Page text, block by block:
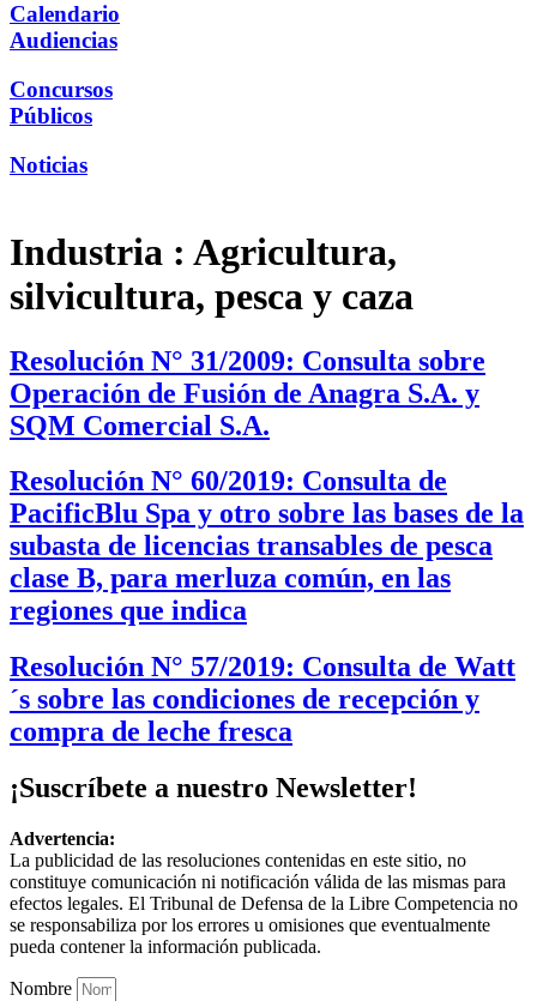
Calendario
Audiencias
Concursos
Públicos
Noticias
Industria : Agricultura,
silvicultura, pesca y caza
Resolución N° 31/2009: Consulta sobre
Operación de Fusión de Anagra S.A. y
SQM Comercial S.A.
Resolución N° 60/2019: Consulta de
PacificBlu Spa y otro sobre las bases de la
subasta de licencias transables de pesca
clase B, para merluza común, en las
regiones que indica
Resolución N° 57/2019: Consulta de Watt
´s sobre las condiciones de recepción y
compra de leche fresca
¡Suscríbete a nuestro Newsletter!
Advertencia:
La publicidad de las resoluciones contenidas en este sitio, no
constituye comunicación ni notificación válida de las mismas para
efectos legales. El Tribunal de Defensa de la Libre Competencia no
se responsabiliza por los errores u omisiones que eventualmente
pueda contener la información publicada.
Nombre